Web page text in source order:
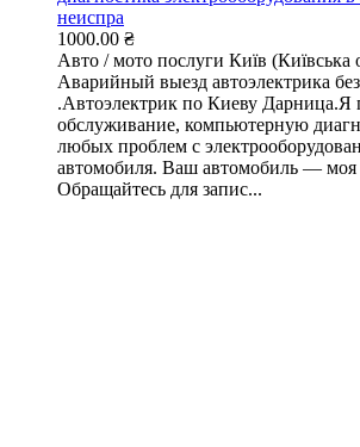
неиспра
1000.00 ₴
Авто / мото послуги Київ (Київська
Аварийный выезд автоэлектрика
.Автоэлектрик по Киеву Дарница.Я
обслуживание, компьютерную
любых проблем с
автомобиля. Ваш автомобиль — моя
Обращайтесь для запис...